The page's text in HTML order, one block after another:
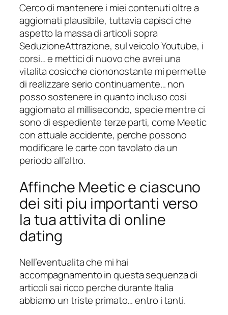
Cerco di mantenere i miei contenuti oltre a
aggiornati plausibile, tuttavia capisci che
aspetto la massa di articoli sopra
SeduzioneAttrazione, sul veicolo Youtube, i
corsi… e mettici di nuovo che avrei una
vitalita cosicche ciononostante mi permette
di realizzare serio continuamente… non
posso sostenere in quanto incluso cosi
aggiornato al millisecondo, specie mentre ci
sono di espediente terze parti, come Meetic
con attuale accidente, perche possono
modificare le carte con tavolato da un
periodo all’altro.
Affinche Meetic e ciascuno
dei siti piu importanti verso
la tua attivita di online
dating
Nell’eventualita che mi hai
accompagnamento in questa sequenza di
articoli sai ricco perche durante Italia
abbiamo un triste primato… entro i tanti.